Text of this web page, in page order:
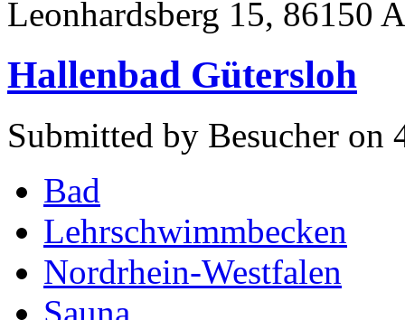
Leonhardsberg 15, 86150
Hallenbad Gütersloh
Submitted by Besucher on
Bad
Lehrschwimmbecken
Nordrhein-Westfalen
Sauna